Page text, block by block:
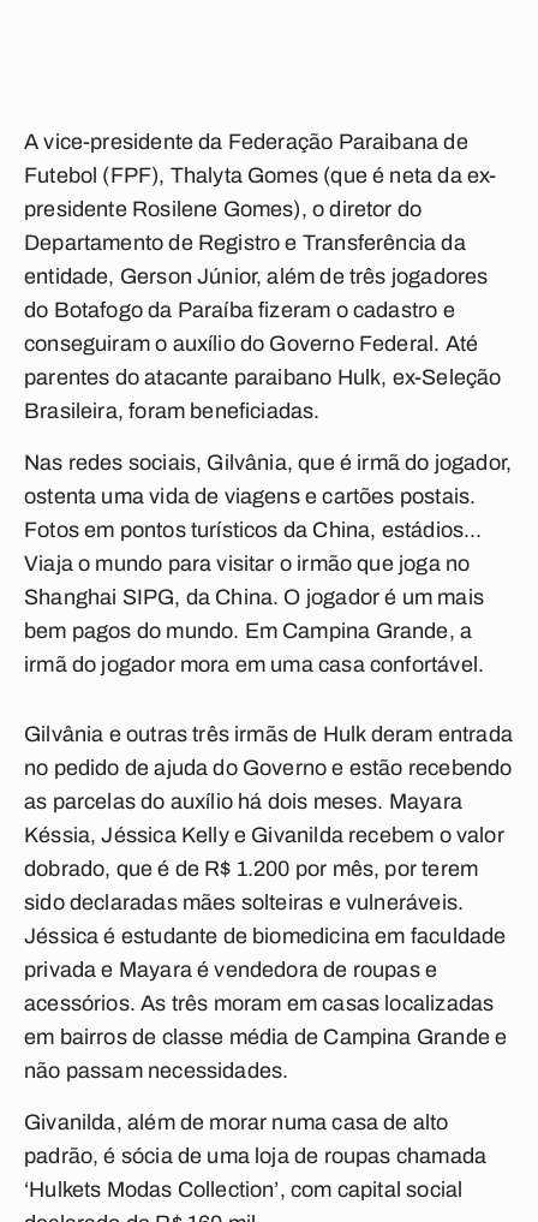
A vice-presidente da Federação Paraibana de
Futebol (FPF), Thalyta Gomes (que é neta da ex-
presidente Rosilene Gomes), o diretor do
Departamento de Registro e Transferência da
entidade, Gerson Júnior, além de três jogadores
do Botafogo da Paraíba fizeram o cadastro e
conseguiram o auxílio do Governo Federal. Até
parentes do atacante paraibano Hulk, ex-Seleção
Brasileira, foram beneficiadas.
Nas redes sociais, Gilvânia, que é irmã do jogador,
ostenta uma vida de viagens e cartões postais.
Fotos em pontos turísticos da China, estádios...
Viaja o mundo para visitar o irmão que joga no
Shanghai SIPG, da China. O jogador é um mais
bem pagos do mundo. Em Campina Grande, a
irmã do jogador mora em uma casa confortável.
Gilvânia e outras três irmãs de Hulk deram entrada
no pedido de ajuda do Governo e estão recebendo
as parcelas do auxílio há dois meses. Mayara
Késsia, Jéssica Kelly e Givanilda recebem o valor
dobrado, que é de R$ 1.200 por mês, por terem
sido declaradas mães solteiras e vulneráveis.
Jéssica é estudante de biomedicina em faculdade
privada e Mayara é vendedora de roupas e
acessórios. As três moram em casas localizadas
em bairros de classe média de Campina Grande e
não passam necessidades.
Givanilda, além de morar numa casa de alto
padrão, é sócia de uma loja de roupas chamada
‘Hulkets Modas Collection’, com capital social